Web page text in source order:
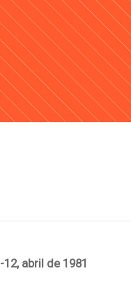
12, abril de 1981